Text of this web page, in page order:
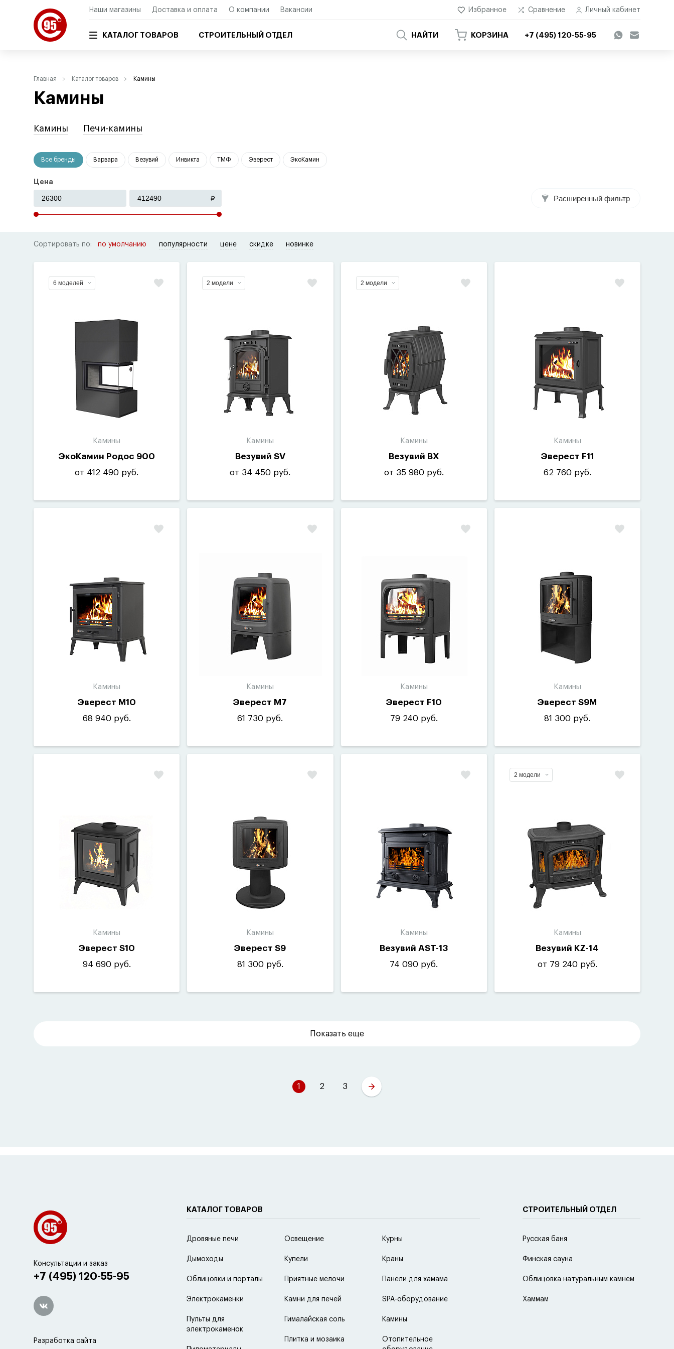
Наши магазины Доставка и оплата О компании Вакансии Избранное Сравнение Личный кабинет
КАТАЛОГ ТОВАРОВ СТРОИТЕЛЬНЫЙ ОТДЕЛ НАЙТИ КОРЗИНА +7 (495) 120-55-95
Главная Каталог товаров Камины
Камины
Камины Печи-камины
Все бренды Варвара Везувий Инвикта ТМФ Эверест ЭкоКамин
Цена
Расширенный фильтр
Сортировать по: по умолчанию популярности цене скидке новинке
6 моделей
Камины
ЭкоКамин Родос 900
от 412 490 руб.
2 модели
Камины
Везувий SV
от 34 450 руб.
2 модели
Камины
Везувий BX
от 35 980 руб.
Камины
Эверест F11
62 760 руб.
Камины
Эверест M10
68 940 руб.
Камины
Эверест M7
61 730 руб.
Камины
Эверест F10
79 240 руб.
Камины
Эверест S9M
81 300 руб.
Камины
Эверест S10
94 690 руб.
Камины
Эверест S9
81 300 руб.
Камины
Везувий AST-13
74 090 руб.
2 модели
Камины
Везувий KZ-14
от 79 240 руб.
Металл
Показать еще
1 2 3
Консультации и заказ
+7 (495) 120-55-95
Разработка сайта
КАТАЛОГ ТОВАРОВ
Дровяные печи
Дымоходы
Облицовки и порталы
Электрокаменки
Пульты для
электрокаменок
Освещение
Купели
Приятные мелочи
Камни для печей
Гималайская соль
Плитка и мозаика
Курны
Краны
Панели для хамама
SPA-оборудование
Камины
Отопительное
СТРОИТЕЛЬНЫЙ ОТДЕЛ
Русская баня
Финская сауна
Облицовка натуральным камнем
Хаммам